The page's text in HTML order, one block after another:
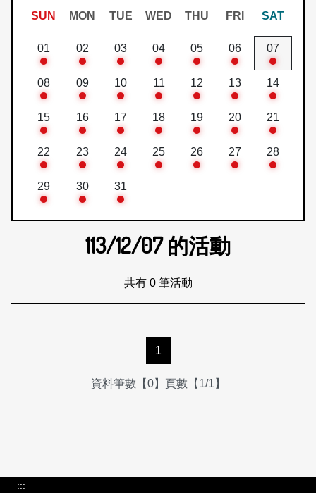
SUN MON TUE WED THU FRI SAT
01 02 03 04 05 06 07
08 09 10 11 12 13 14
15 16 17 18 19 20 21
22 23 24 25 26 27 28
29 30 31
113/12/07的活動
共有 0 筆活動
1
資料筆數【0】頁數【1/1】
:::